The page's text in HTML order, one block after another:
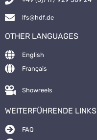
lfs@hdf.de
OTHER LANGUAGES
English
Français
Showreels
WEITERFÜHRENDE LINKS
FAQ